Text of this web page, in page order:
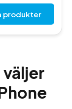
produkter